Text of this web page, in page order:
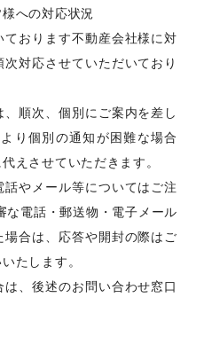
への対応状況
おります不動産会社様に対
対応させていただいており
順次、個別にご案内を差し
り個別の通知が困難な場合
えさせていただきます。
やメール等についてはご注
な電話・郵送物・電子メール
合は、応答や開封の際はご
たします。
、後述のお問い合わせ窓口